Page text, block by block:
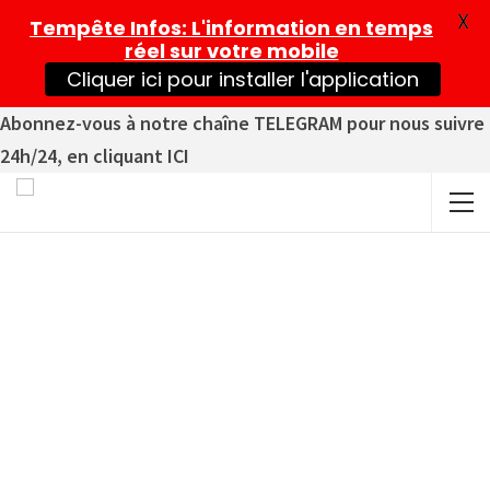
Abonnez-vous à notre chaîne TELEGRAM pour nous suivre
24h/24, en cliquant ICI
Tempête Infos: L'information en temps
réel sur votre mobile
Cliquer ici pour installer l'application
X